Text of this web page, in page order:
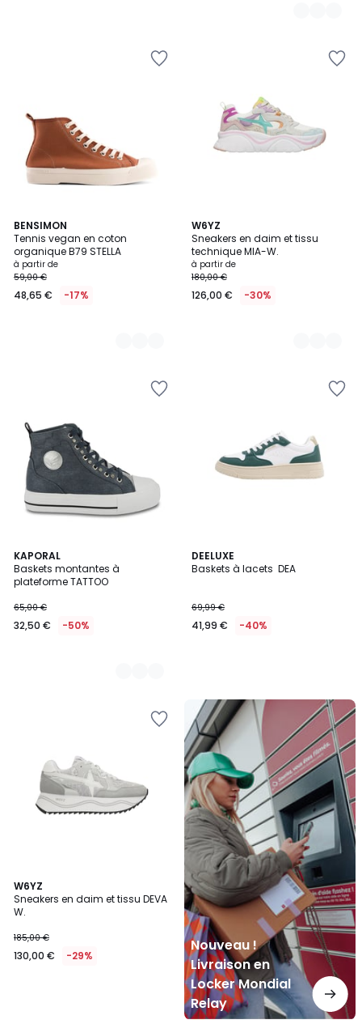
BENSIMON
Tennis vegan en coton
organique B79 STELLA
à partir de
59,00 €
48,65 € -17%
2
Couleurs
W6YZ
Sneakers en daim et tissu
technique MIA-W.
à partir de
180,00 €
126,00 € -30%
2
Couleurs
KAPORAL
Baskets montantes à
plateforme TATTOO
65,00 €
32,50 € -50%
2
Couleurs
DEELUXE
Baskets à lacets DEA
69,99 €
41,99 € -40%
W6YZ
Sneakers en daim et tissu DEVA
W.
185,00 €
130,00 € -29%
Nouveau !
Livraison en
Locker Mondial
Relay
Nouveau
Livraison
en
Locker
Mondial
Relay